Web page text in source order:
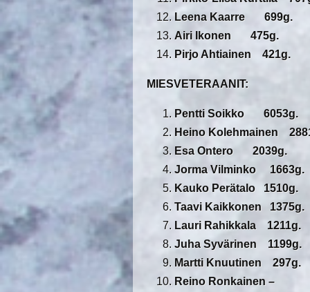
Leena Kaarre 699g.
Airi Ikonen 475g.
Pirjo Ahtiainen 421g.
MIESVETERAANIT:
Pentti Soikko 6053g.
Heino Kolehmainen
Esa Ontero 2039g.
Jorma Vilminko 1663g.
Kauko Perätalo 1510g.
Taavi Kaikkonen 1375g.
Lauri Rahikkala 1211g.
Juha Syvärinen 1199g.
Martti Knuutinen 297g.
Reino Ronkainen –